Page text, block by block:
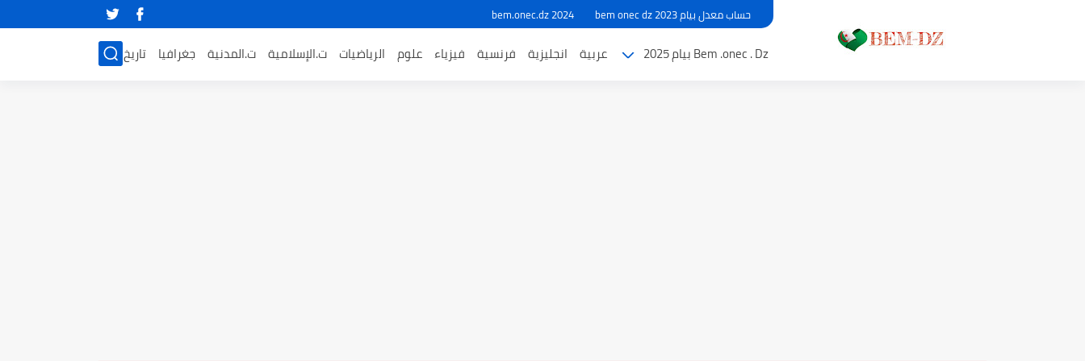
حساب معدل بيام 2023 bem onec dz bem.onec.dz 2024
Bem .onec . Dz بيام 2025 عربية انجليزية فرنسية فيزياء علوم الرياضيات ت.الإسلامية ت.المدنية جغرافيا تاريخ